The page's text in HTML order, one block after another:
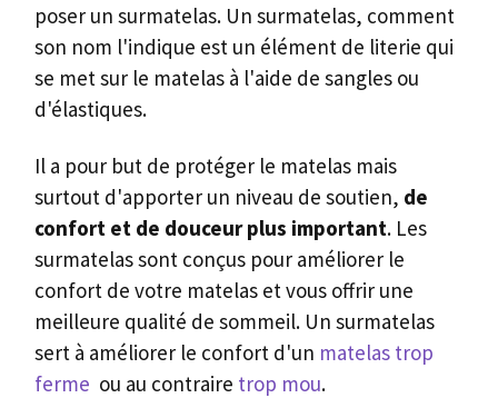
poser un surmatelas. Un surmatelas, comment
son nom l'indique est un élément de literie qui
se met sur le matelas à l'aide de sangles ou
d'élastiques.
Il a pour but de protéger le matelas mais
surtout d'apporter un niveau de soutien, de
confort et de douceur plus important. Les
surmatelas sont conçus pour améliorer le
confort de votre matelas et vous offrir une
meilleure qualité de sommeil. Un surmatelas
sert à améliorer le confort d'un matelas trop
ferme ou au contraire trop mou.